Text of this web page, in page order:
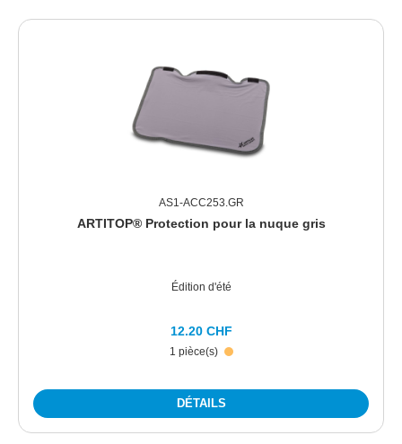
AS1-ACC253.GR
ARTITOP® Protection pour la nuque gris
Édition d'été
1 pièce(s)
12.20 CHF
DÉTAILS